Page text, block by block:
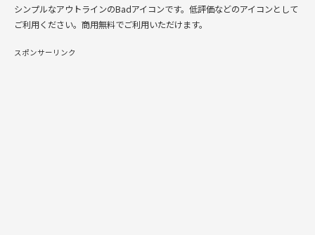
シンプルなアウトラインのBadアイコンです。低評価などのアイコンとして
ご利用ください。商用無料でご利用いただけます。
スポンサーリンク